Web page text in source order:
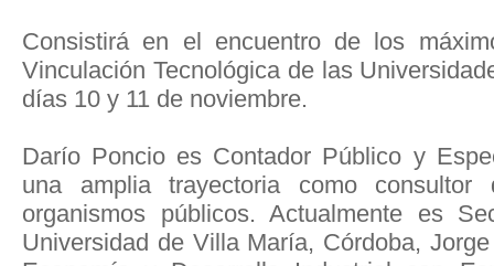
Consistirá en el encuentro de los
Vinculación Tecnológica de las
días 10 y 11 de noviembre.
Darío Poncio es Contador Público y
una amplia trayectoria como
organismos públicos. Actualmente es
Universidad de Villa María, Córdoba,